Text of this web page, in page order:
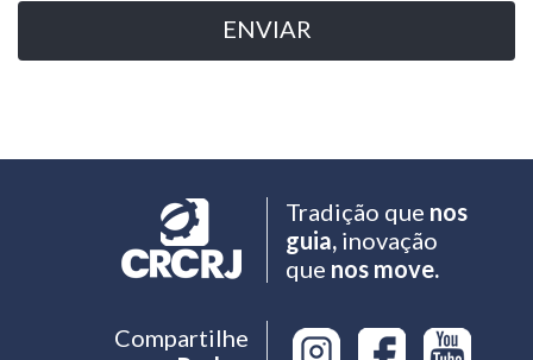
ENVIAR
Tradição que nos
guia,inovação
que nos move.
Compartilhe